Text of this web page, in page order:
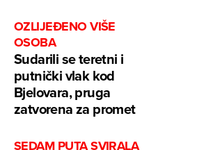
OZLIJEĐENO VIŠE
OSOBA
Sudarili se teretni i
putnički vlak kod
Bjelovara, pruga
zatvorena za promet
SEDAM PUTA SVIRALA